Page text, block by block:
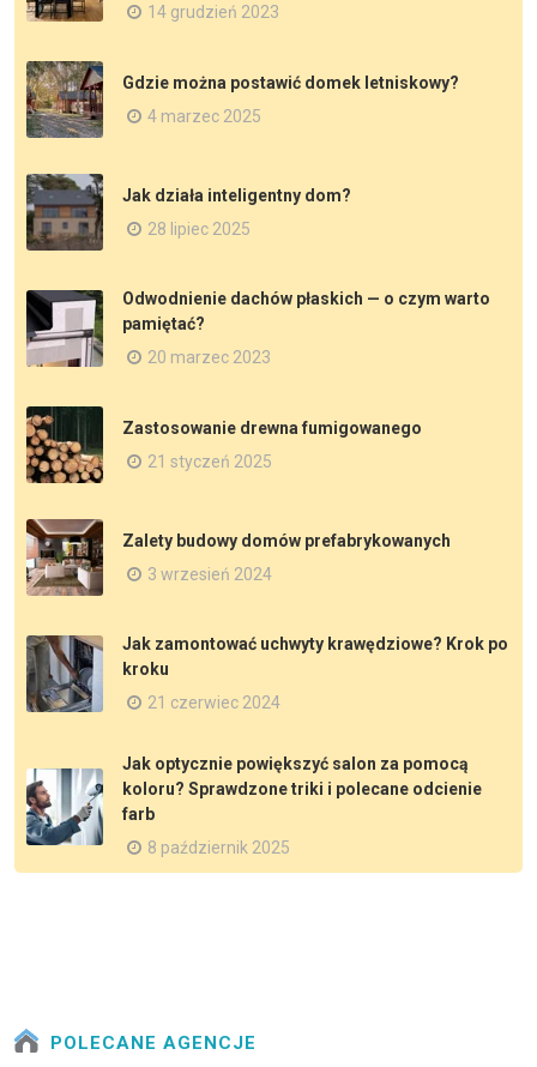
14 grudzień 2023
Gdzie można postawić domek letniskowy?
4 marzec 2025
Jak działa inteligentny dom?
28 lipiec 2025
Odwodnienie dachów płaskich — o czym warto
pamiętać?
20 marzec 2023
Zastosowanie drewna fumigowanego
21 styczeń 2025
Zalety budowy domów prefabrykowanych
3 wrzesień 2024
Jak zamontować uchwyty krawędziowe? Krok po
kroku
21 czerwiec 2024
Jak optycznie powiększyć salon za pomocą
koloru? Sprawdzone triki i polecane odcienie
farb
8 październik 2025
POLECANE AGENCJE